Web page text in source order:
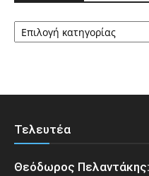
Κατηγορίες
Τελευτέα
Θεόδωρος